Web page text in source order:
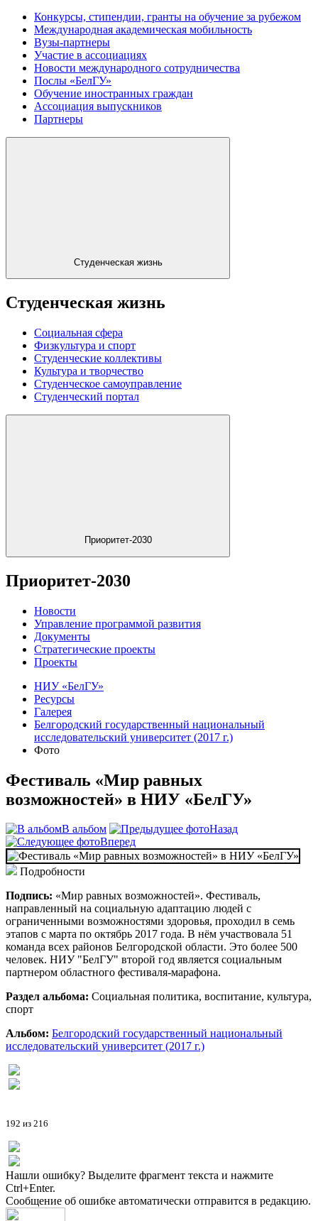
Конкурсы, стипендии, гранты на обучение за рубежом
Международная академическая мобильность
Вузы-партнеры
Участие в ассоциациях
Новости международного сотрудничества
Послы «БелГУ»
Обучение иностранных граждан
Ассоциация выпускников
Партнеры
Студенческая жизнь
Студенческая жизнь
Социальная сфера
Физкультура и спорт
Студенческие коллективы
Культура и творчество
Студенческое самоуправление
Студенческий портал
Приоритет-2030
Приоритет-2030
Новости
Управление программой развития
Документы
Стратегические проекты
Проекты
НИУ «БелГУ»
Ресурсы
Галерея
Белгородский государственный национальный
исследовательский университет (2017 г.)
Фото
Фестиваль «Мир равных
возможностей» в НИУ «БелГУ»
В альбом
Назад
Вперед
Подробности
Подпись: «Мир равных возможностей». Фестиваль,
направленный на социальную адаптацию людей с
ограниченными возможностями здоровья, проходил в семь
этапов с марта по октябрь 2017 года. В нём участвовала 51
команда всех районов Белгородской области. Это более 500
человек. НИУ "БелГУ" второй год является социальным
партнером областного фестиваля-марафона.
Раздел альбома: Социальная политика, воспитание, культура,
спорт
Альбом: Белгородский государственный национальный
исследовательский университет (2017 г.)
192 из 216
Нашли ошибку? Выделите фрагмент текста и нажмите
Ctrl+Enter.
Сообщение об ошибке автоматически отправится в редакцию.